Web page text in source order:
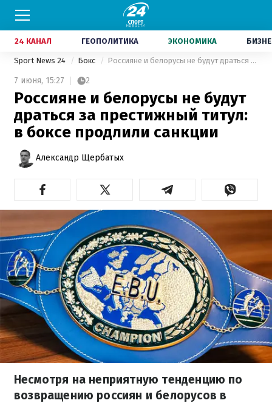
24 КАНАЛ ГЕОПОЛИТИКА ЭКОНОМИКА
Sport News 24 Бокс Россияне и белорусы не будут драться за престижный титул: в боксе продлили санкции
7 июня, 15:27 2
Россияне и белорусы не будут
драться за престижный титул:
в боксе продлили санкции
Александр Щербатых
Несмотря на неприятную тенденцию по
возвращению россиян и белорусов в